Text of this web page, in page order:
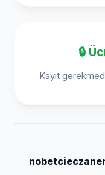
🔒
Kayıt